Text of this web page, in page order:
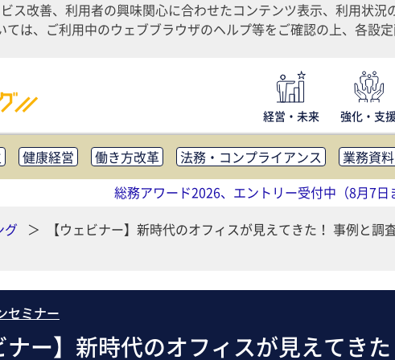
ス改善、利用者の興味関心に合わせたコンテンツ表示、利用状
は、ご利用中のウェブブラウザのヘルプ等をご確認の上、各設定
経営・未来 強化・支
健康経営 働き方改革 法務・コンプライアンス
業務資
社外・社内広報 社外・社内コミュニケーション活性化
助成金・補助金・コスト削減 アウトソーシング・BPO
総務アワード2026、エントリー受付中（8月7日
グ 【ウェビナー】新時代のオフィスが見えてきた！ 事例と調
セミナー
ナー】新時代のオフィスが見えてき